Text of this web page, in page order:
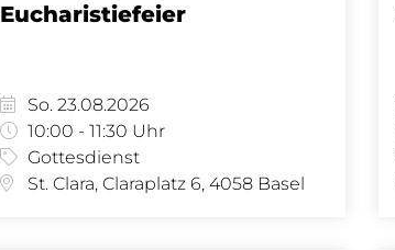
Eucharistiefeier
So. 23.08.2026
10:00 - 11:30 Uhr
Gottesdienst
St. Clara, Claraplatz 6, 4058 Basel